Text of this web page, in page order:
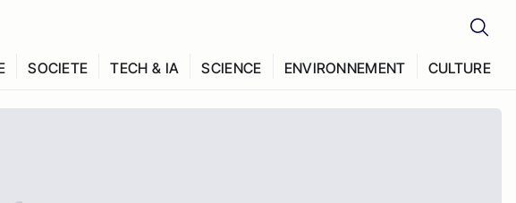
SOCIETE TECH & IA SCIENCE ENVIRONNEMENT CULTURE